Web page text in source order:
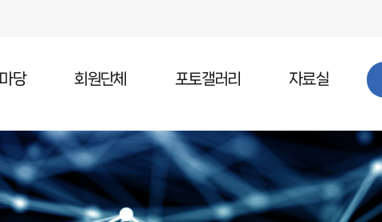
당
소개
일정
참가
회원단체 포토갤러리 자료실
청소년법률
청소년정책
문서자료실
청소년 DB